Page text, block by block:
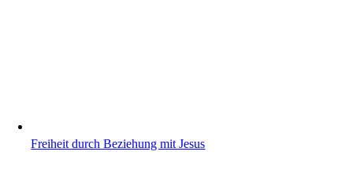
Freiheit durch Beziehung mit Jesus